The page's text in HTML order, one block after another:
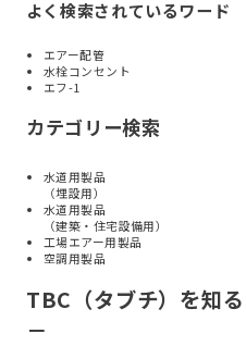
よく検索されているワード
エアー配管
水栓コンセント
エフ-1
カテゴリー検索
水道用製品
（埋設用）
水道用製品
（建築・住宅設備用）
工場エアー用製品
空調用製品
TBC（タブチ）を知る
－